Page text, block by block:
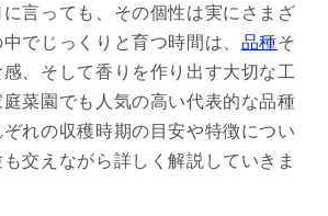
言っても、その個性は実にさまざ
でじっくりと育つ時間は、 品種そ
、そして香りを作り出す大切な工
菜園でも人気の高い代表的な品種
れの収穫時期の目安や特徴につい
交えながら詳しく解説していきま